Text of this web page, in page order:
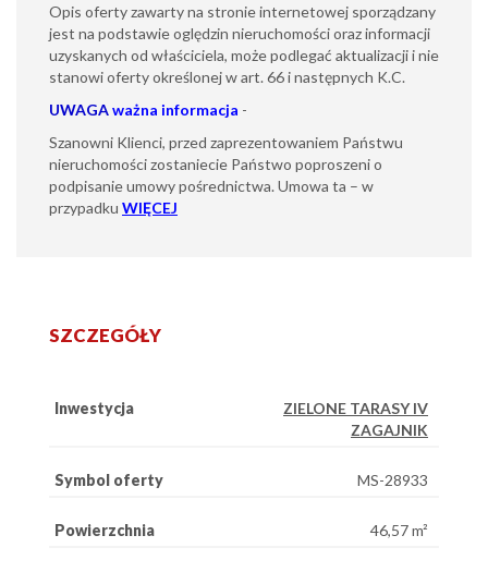
Opis oferty zawarty na stronie internetowej sporządzany
jest na podstawie oględzin nieruchomości oraz informacji
uzyskanych od właściciela, może podlegać aktualizacji i nie
stanowi oferty określonej w art. 66 i następnych K.C.
UWAGAważna informacja -
Szanowni Klienci, przed zaprezentowaniem Państwu
nieruchomości zostaniecie Państwo poproszeni o
podpisanie umowy pośrednictwa. Umowa ta – w
przypadku WIĘCEJ
SZCZEGÓŁY
Inwestycja
ZIELONE TARASY IV
ZAGAJNIK
Symbol oferty MS-28933
Powierzchnia 46,57 m²